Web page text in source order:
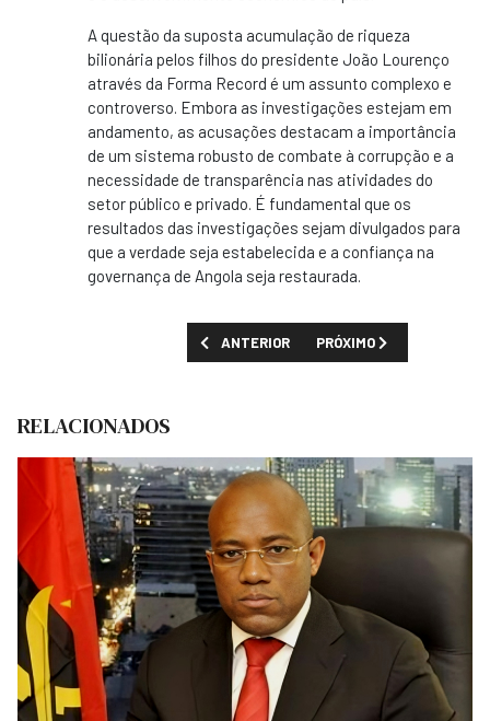
A questão da suposta acumulação de riqueza
bilionária pelos filhos do presidente João Lourenço
através da Forma Record é um assunto complexo e
controverso. Embora as investigações estejam em
andamento, as acusações destacam a importância
de um sistema robusto de combate à corrupção e a
necessidade de transparência nas atividades do
setor público e privado. É fundamental que os
resultados das investigações sejam divulgados para
que a verdade seja estabelecida e a confiança na
governança de Angola seja restaurada.
ARTIGO ANTERIOR: CONSÓRCIO ANUNCIA
ANTERIOR PRÓXIMO ARTIGO: ONG
PRÓXIMO
RELACIONADOS